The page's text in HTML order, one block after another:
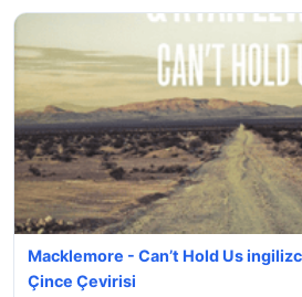
Macklemore - Can’t Hold Us
Çince Çevirisi